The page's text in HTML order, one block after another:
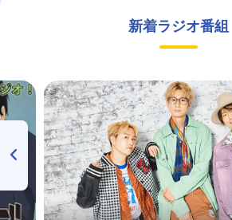
新着ラジオ番組